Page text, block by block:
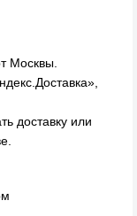
Москвы.
доставку или